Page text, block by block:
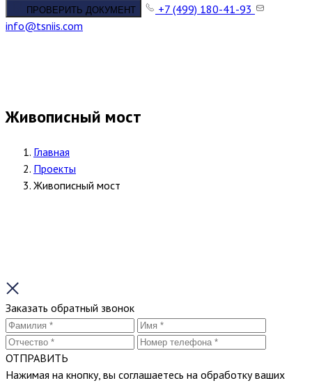
ПРОВЕРИТЬ ДОКУМЕНТ
+7 (499) 180-41-93
info@tsniis.com
Живописный мост
Главная
Проекты
Живописный мост
Заказать обратный звонок
ОТПРАВИТЬ
Нажимая на кнопку, вы соглашаетесь на обработку ваших